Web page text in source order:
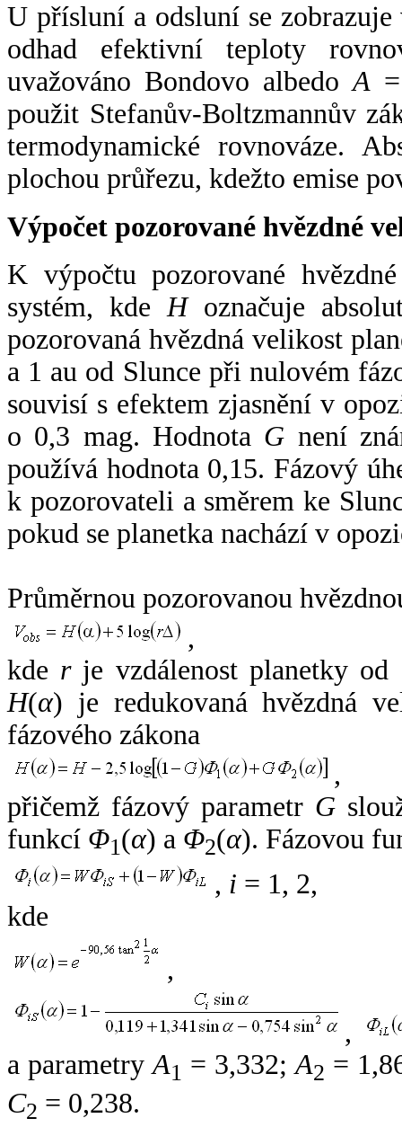
U přísluní a odsluní se
odhad efektivní teploty
uvažováno Bondovo albedoA
použit Stefanův-Boltzmannův
termodynamické rovnováze.
plochou průřezu, kdežto emise
Výpočet pozorované hvězdné
K výpočtu pozorované
systém, kde Hoznačuje
pozorovaná hvězdná velikost
a 1 au od Slunce při nulovém
souvisí s efektem zjasnění v
o 0,3 mag. Hodnota G není
používá hodnota 0,15. Fázový
k pozorovateli a směrem ke
pokud se planetka nachází v
Průměrnou pozorovanou
,
kde rje vzdálenost planetky od
H(α) je redukovaná hvězdná
fázového zákona
,
přičemž fázový parametr G
funkcí Φ1(α) a Φ2(α). Fázovou
, i = 1, 2,
kde
,
,
a parametryA1 = 3,332;A2 =
C2 = 0,238.